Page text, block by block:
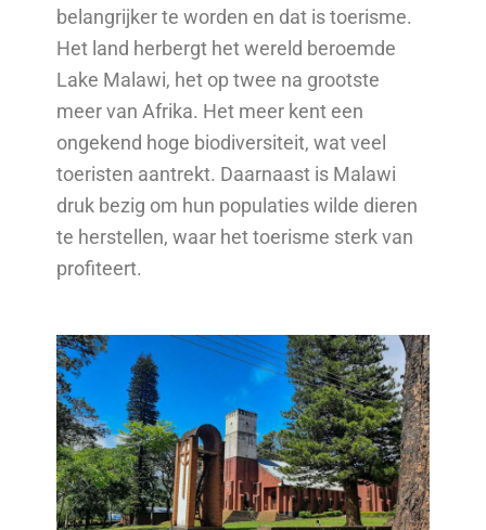
belangrijker te worden en dat is toerisme.
Het land herbergt het wereld beroemde
Lake Malawi, het op twee na grootste
meer van Afrika. Het meer kent een
ongekend hoge biodiversiteit, wat veel
toeristen aantrekt. Daarnaast is Malawi
druk bezig om hun populaties wilde dieren
te herstellen, waar het toerisme sterk van
profiteert.